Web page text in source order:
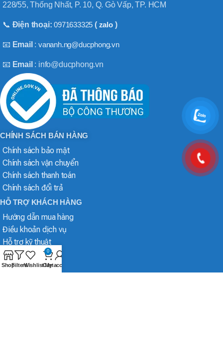
228/55, Thống Nhất, P. 10, Q. Gò Vấp, TP. HCM
📞 Điện thoại:0971633325 ( zalo)
📧 Email :vananh.ng@ducphong.vn
📧 Email : info@ducphong.vn
CHÍNH SÁCH BÁN HÀNG
Chính sách bảo mật
Chính sách vận chuyển
Chính sách thanh toán
Chính sách đổi trả
HỖ TRỢ KHÁCH HÀNG
Hướng dẫn mua hàng
Điều khoản dịch vụ
Hỗ trợ kỹ thuật
ShopFiltersWishlist
0
Cart
My account